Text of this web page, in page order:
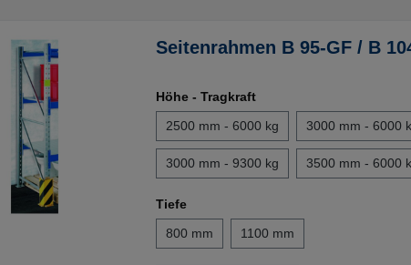
Seitenrahmen B 95-GF / B
Höhe - Tragkraft
2500 mm - 6000 kg
3000 mm - 6000
3000 mm - 9300 kg 3500 mm - 6000
Tiefe
800 mm
1100 mm